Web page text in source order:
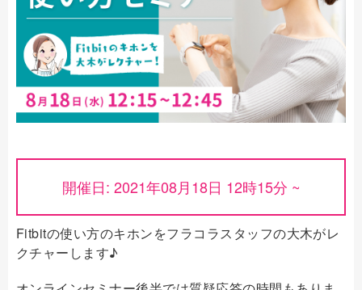
開催日: 2021年08月18日 12時15分 ~
Fitbitの使い方のキホンをフラコラスタッフの大木がレ
クチャーします♪